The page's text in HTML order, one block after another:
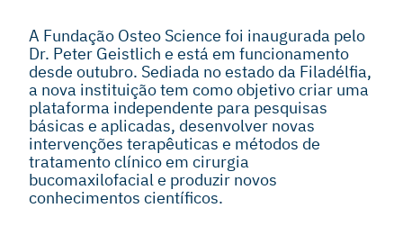
A Fundação Osteo Science foi inaugurada pelo
Dr. Peter Geistlich e está em funcionamento
desde outubro. Sediada no estado da Filadélfia,
a nova instituição tem como objetivo criar uma
plataforma independente para pesquisas
básicas e aplicadas, desenvolver novas
intervenções terapêuticas e métodos de
tratamento clínico em cirurgia
bucomaxilofacial e produzir novos
conhecimentos científicos.